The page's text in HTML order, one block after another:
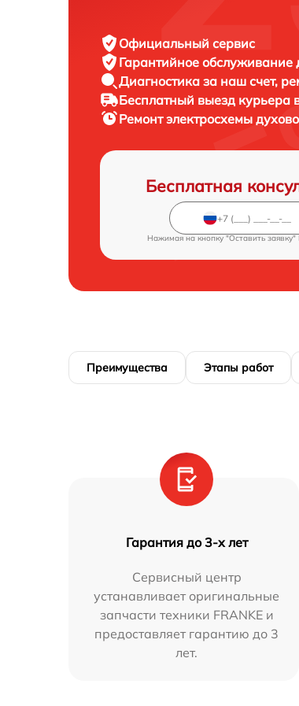
Официальный сервис
Гарантийное обслуживание
Диагностика за наш счет,
Бесплатный выезд курьера
Ремонт электросхемы
Бесплатная
Нажимая на кнопку "Оставить
Преимущества Этапы работ
Гарантия до 3-х лет
Сервисный центр
устанавливает оригинальные
запчасти техники FRANKE и
предоставляет гарантию до 3
лет.